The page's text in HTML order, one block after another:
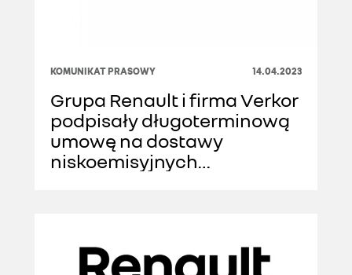
KOMUNIKAT PRASOWY 14.04.2023
Grupa Renault i firma Verkor
podpisały długoterminową
umowę na dostawy
niskoemisyjnych